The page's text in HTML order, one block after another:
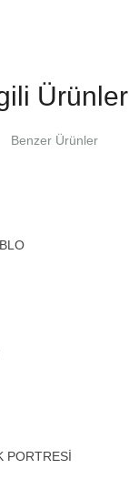
Ürünler
Benzer Ürünler
PORTRESİ